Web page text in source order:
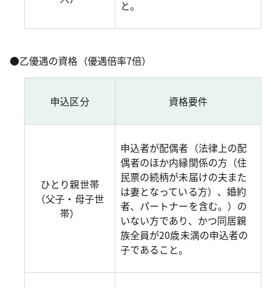
と。
●乙優遇の資格（優遇倍率7倍）
申込区分 資格要件
ひとり親世帯
（父子・母子世
帯）
申込者が配偶者（法律上の配
偶者のほか内縁関係の方（住
民票の続柄が未届けの夫また
は妻となっている方）、婚約
者、パートナーを含む。）の
いない方であり、かつ同居親
族全員が20歳未満の申込者の
子であること。